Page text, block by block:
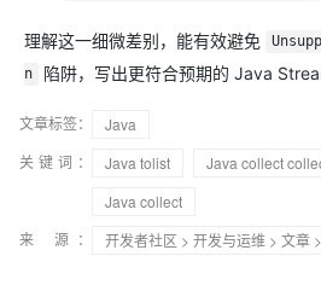
理解这一细微差别，能有效避免
n
陷阱，写出更符合预期的 Java
文章标签：
Java
关键词：
Java tolist Java collect
Java collect
来 源：
开发者社区 > 开发与运维 > 文章